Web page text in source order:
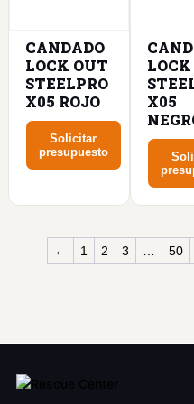
CANDADO
LOCK OUT
STEELPRO
X05 ROJO
Solicitar
presupuesto
X05
← 1 2 3 50